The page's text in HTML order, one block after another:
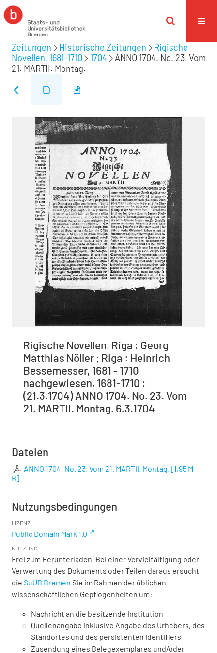
Zeitungen Historische Zeitungen
Rigische
Novellen. 1681-1710
1704
ANNO 1704. No. 23. Vom
21. MARTII. Montag.
Rigische Novellen. Riga : Georg
Matthias Nöller ; Riga : Heinrich
Bessemesser, 1681 - 1710
nachgewiesen, 1681-1710 :
(21.3.1704) ANNO 1704. No. 23. Vom
21. MARTII. Montag. 6.3.1704
Dateien
ANNO 1704. No. 23. Vom 21. MARTII. Montag. [1,95 M
B]
Nutzungsbedingungen
LIZENZ
Public Domain Mark 1.0
NUTZUNG
Frei zum Herunterladen. Bei einer Vervielfältigung oder
Verwertung des Dokuments oder Teilen daraus ersucht
die SuUB Bremen Sie im Rahmen der üblichen
wissenschaftlichen Gepflogenheiten um:
Nachricht an die besitzende Institution
Quellenangabe inklusive Angabe des Urhebers, des
Standortes und des persistenten Identifiers
Zusendung eines Belegexemplares und/oder